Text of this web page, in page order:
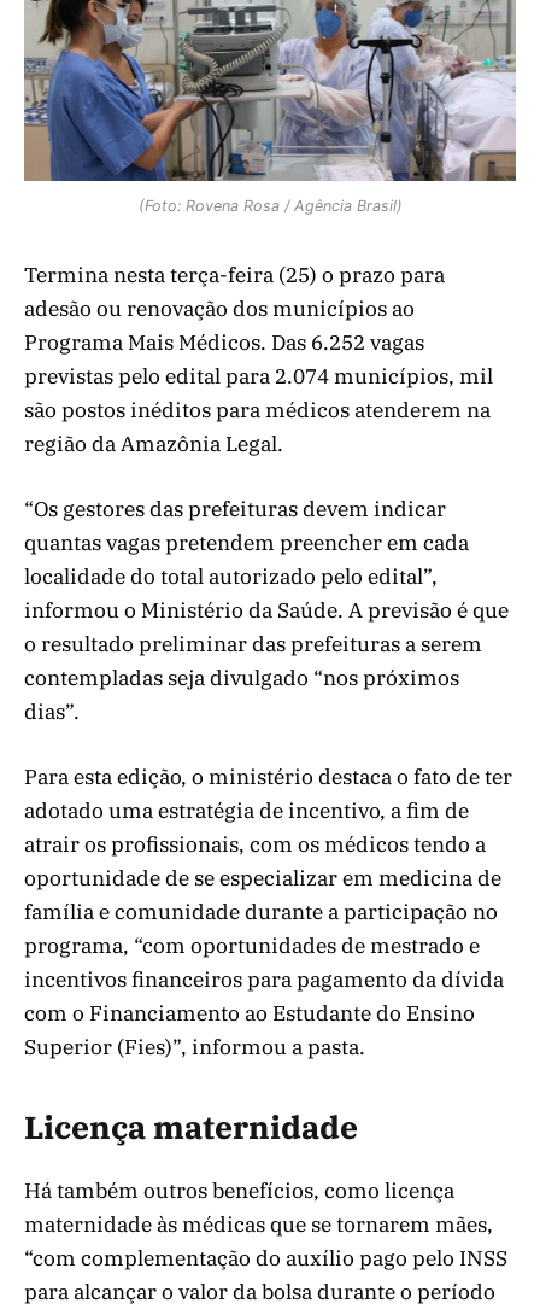
(Foto: Rovena Rosa / Agência Brasil)
Termina nesta terça-feira (25) o prazo para
adesão ou renovação dos municípios ao
Programa Mais Médicos. Das 6.252 vagas
previstas pelo edital para 2.074 municípios, mil
são postos inéditos para médicos atenderem na
região da Amazônia Legal.
“Os gestores das prefeituras devem indicar
quantas vagas pretendem preencher em cada
localidade do total autorizado pelo edital”,
informou o Ministério da Saúde. A previsão é que
o resultado preliminar das prefeituras a serem
contempladas seja divulgado “nos próximos
dias”.
Para esta edição, o ministério destaca o fato de ter
adotado uma estratégia de incentivo, a fim de
atrair os profissionais, com os médicos tendo a
oportunidade de se especializar em medicina de
família e comunidade durante a participação no
programa, “com oportunidades de mestrado e
incentivos financeiros para pagamento da dívida
com o Financiamento ao Estudante do Ensino
Superior (Fies)”, informou a pasta.
Licença maternidade
Há também outros benefícios, como licença
maternidade às médicas que se tornarem mães,
“com complementação do auxílio pago pelo INSS
para alcançar o valor da bolsa durante o período